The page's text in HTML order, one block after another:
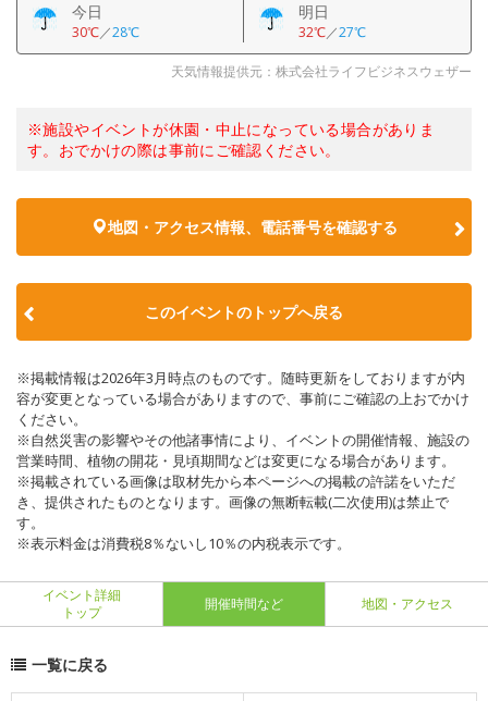
今日
30℃／28℃
明日
32℃／27℃
天気情報提供元：株式会社ライフビジネスウェザー
※施設やイベントが休園・中止になっている場合がありま
す。おでかけの際は事前にご確認ください。
地図・アクセス情報、電話番号を確認する
このイベントのトップへ戻る
※掲載情報は2026年3月時点のものです。随時更新をしておりますが内
容が変更となっている場合がありますので、事前にご確認の上おでかけ
ください。
※自然災害の影響やその他諸事情により、イベントの開催情報、施設の
営業時間、植物の開花・見頃期間などは変更になる場合があります。
※掲載されている画像は取材先から本ページへの掲載の許諾をいただ
き、提供されたものとなります。画像の無断転載(二次使用)は禁止で
す。
※表示料金は消費税8％ないし10％の内税表示です。
イベント詳細
トップ
開催時間など 地図・アクセス
一覧に戻る